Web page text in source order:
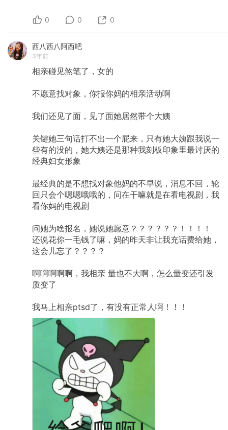
0 0 0
西八西八阿西吧
3年前
相亲碰见煞笔了，女的
不愿意找对象，你报你妈的相亲活动啊
我们还见了面，见了面她居然带个大姨
关键她三句话打不出一个屁来，只有她大姨跟我说一
些有的没的，她大姨还是那种我刻板印象里最讨厌的
经典妇女形象
最经典的是不想找对象他妈的不早说，消息不回，轮
回只会个嗯嗯哦哦的，问在干嘛就是在看电视剧，我
看你妈的电视剧
问她为啥报名，她说她愿意？？？？？？！！！！
还说花你一毛钱了嘛，妈的昨天非让我充话费给她，
这会儿忘了？？？？
啊啊啊啊啊，我相亲 量也不大啊，怎么量变还引发
质变了
我马上相亲ptsd了，有没有正常人啊！！！